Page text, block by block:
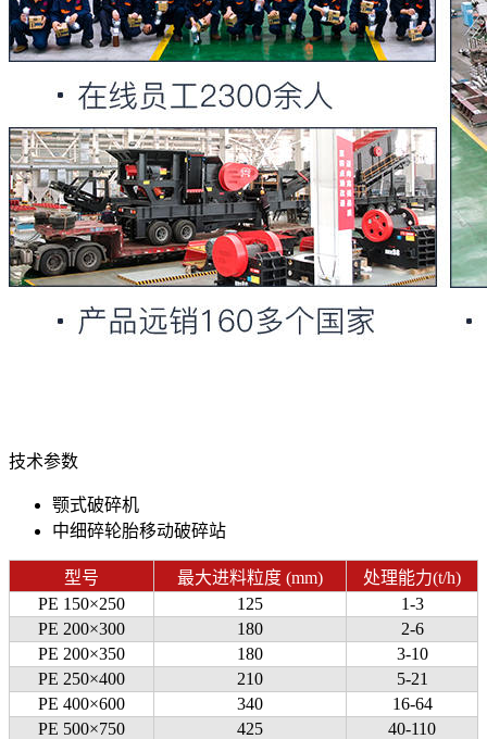
技术参数
颚式破碎机
中细碎轮胎移动破碎站
型号 最大进料粒度 (mm)
处理能力(t/h)
PE 150×250
125
1-3
PE 200×300
180
2-6
PE 200×350
180
3-10
PE 250×400
210
5-21
PE 400×600
340
16-64
PE 500×750
425
40-110